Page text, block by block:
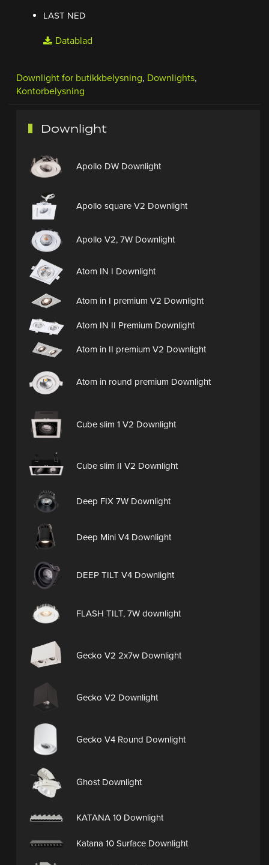
LAST NED
Datablad
Downlight for butikkbelysning, Downlights,
Kontorbelysning
Downlight
Apollo DW Downlight
Apollo square V2 Downlight
Apollo V2, 7W Downlight
Atom IN I Downlight
Atom in I premium V2 Downlight
Atom IN II Premium Downlight
Atom in II premium V2 Downlight
Atom in round premium Downlight
Cube slim 1 V2 Downlight
Cube slim II V2 Downlight
Deep FIX 7W Downlight
Deep Mini V4 Downlight
DEEP TILT V4 Downlight
FLASH TILT, 7W downlight
Gecko V2 2x7w Downlight
Gecko V2 Downlight
Gecko V4 Round Downlight
Ghost Downlight
KATANA 10 Downlight
Katana 10 Surface Downlight